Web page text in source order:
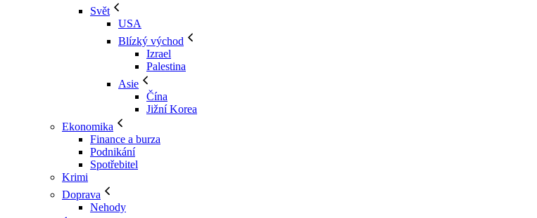
Svět
USA
Blízký východ
Izrael
Palestina
Asie
Čína
Jižní Korea
Ekonomika
Finance a burza
Podnikání
Spotřebitel
Krimi
Doprava
Nehody